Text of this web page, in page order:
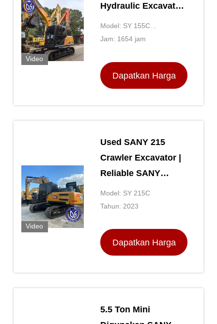
Video
Hydraulic Excavator
15,5 Ton
Model: SY 155C
EXCAVATOR
Jam: 1654 jam
Dapatkan Harga
Video
Used SANY 215
Crawler Excavator |
Reliable SANY
Hydraulic Digger for
Export
Model: SY 215C
Tahun: 2023
Dapatkan Harga
5.5 Ton Mini